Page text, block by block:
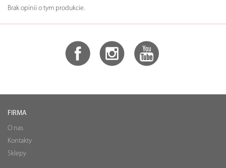
Brak opinii o tym produkcie.
FIRMA
O nas
Kontakty
Sklepy